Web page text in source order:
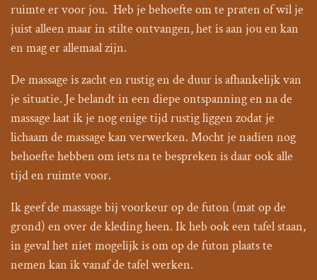
ruimte er voor jou. Heb je behoefte om te praten of wil je
juist alleen maar in stilte ontvangen, het is aan jou en kan
en mag er allemaal zijn.
De massage is zacht en rustig en de duur is afhankelijk van
je situatie. Je belandt in een diepe ontspanning en na de
massage laat ik je nog enige tijd rustig liggen zodat je
lichaam de massage kan verwerken. Mocht je nadien nog
behoefte hebben om iets na te bespreken is daar ook alle
tijd en ruimte voor.
Ik geef de massage bij voorkeur op de futon (mat op de
grond) en over de kleding heen. Ik heb ook een tafel staan,
in geval het niet mogelijk is om op de futon plaats te
nemen kan ik vanaf de tafel werken.